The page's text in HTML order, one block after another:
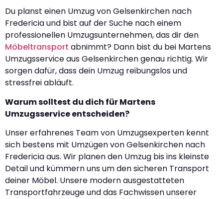
Du planst einen Umzug von Gelsenkirchen nach
Fredericia und bist auf der Suche nach einem
professionellen Umzugsunternehmen, das dir den
Möbeltransport abnimmt? Dann bist du bei Martens
Umzugsservice aus Gelsenkirchen genau richtig. Wir
sorgen dafür, dass dein Umzug reibungslos und
stressfrei abläuft.
Warum solltest du dich für Martens
Umzugsservice entscheiden?
Unser erfahrenes Team von Umzugsexperten kennt
sich bestens mit Umzügen von Gelsenkirchen nach
Fredericia aus. Wir planen den Umzug bis ins kleinste
Detail und kümmern uns um den sicheren Transport
deiner Möbel. Unsere modern ausgestatteten
Transportfahrzeuge und das Fachwissen unserer